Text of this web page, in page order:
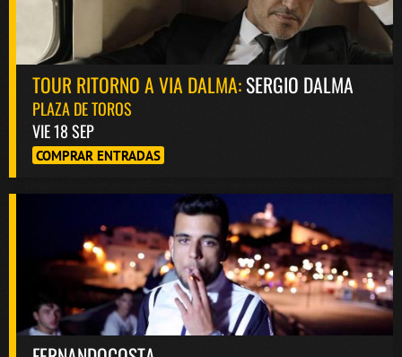
TOUR RITORNO A VIA DALMA:SERGIO DALMA
PLAZA DE TOROS
VIE 18 SEP
COMPRAR ENTRADAS